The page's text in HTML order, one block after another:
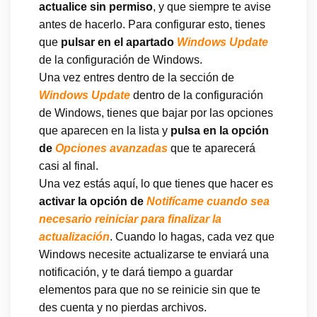
actualice sin permiso, y que siempre te avise
antes de hacerlo. Para configurar esto, tienes
que pulsar en el apartado Windows Update
de la configuración de Windows.
Una vez entres dentro de la sección de
Windows Update dentro de la configuración
de Windows, tienes que bajar por las opciones
que aparecen en la lista y pulsa en la opción
de Opciones avanzadas que te aparecerá
casi al final.
Una vez estás aquí, lo que tienes que hacer es
activar la opción de Notifícame cuando sea
necesario reiniciar para finalizar la
actualización. Cuando lo hagas, cada vez que
Windows necesite actualizarse te enviará una
notificación, y te dará tiempo a guardar
elementos para que no se reinicie sin que te
des cuenta y no pierdas archivos.